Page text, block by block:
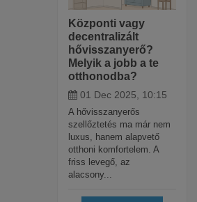
Központi vagy
decentralizált
hővisszanyerő?
Melyik a jobb a te
otthonodba?
01 Dec 2025, 10:15
A hővisszanyerős
szellőztetés ma már nem
luxus, hanem alapvető
otthoni komfortelem. A
friss levegő, az
alacsony...